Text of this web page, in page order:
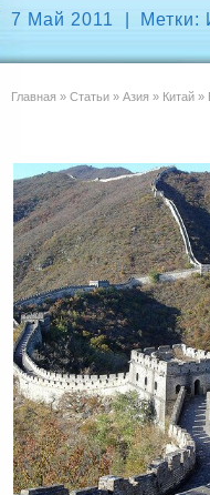
7 Май 2011 Метки:
Главная » Статьи » Азия » Китай »